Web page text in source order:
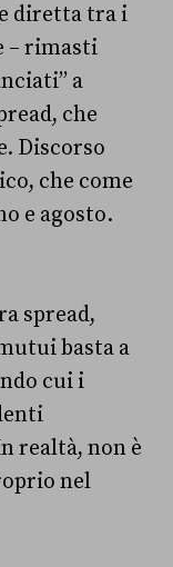
diretta tra i
– rimasti
a
che
Discorso
che come
e agosto.
spread,
basta a
cui i
realtà, non è
nel